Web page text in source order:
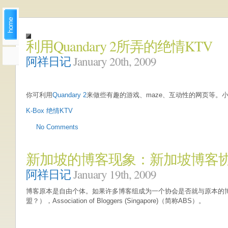
利用Quandary 2所弄的绝情KTV
阿祥日记January 20th, 2009
你可利用Quandary 2来做些有趣的游戏、maze、互动性的网页等。
K-Box 绝情KTV
No Comments
新加坡的博客现象：新加坡博客
阿祥日记January 19th, 2009
博客原本是自由个体。如果许多博客组成为一个协会是否就与原本
盟？），Association of Bloggers (Singapore)（简称ABS）。